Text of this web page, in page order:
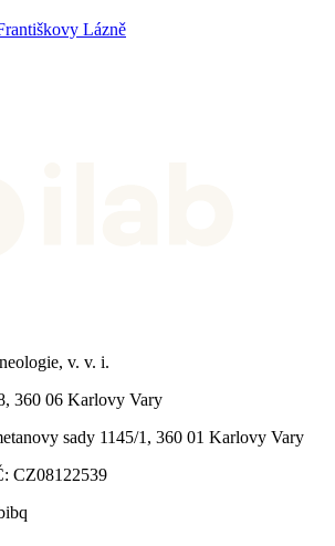
Lázně
v. v. i.
360 06 Karlovy Vary
sady 1145/1, 360 01 Karlovy Vary
CZ08122539